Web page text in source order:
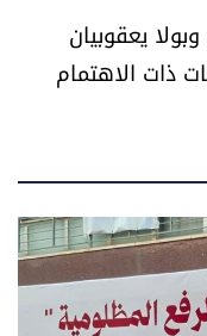
يعقوبيان
ذات الاهتمام